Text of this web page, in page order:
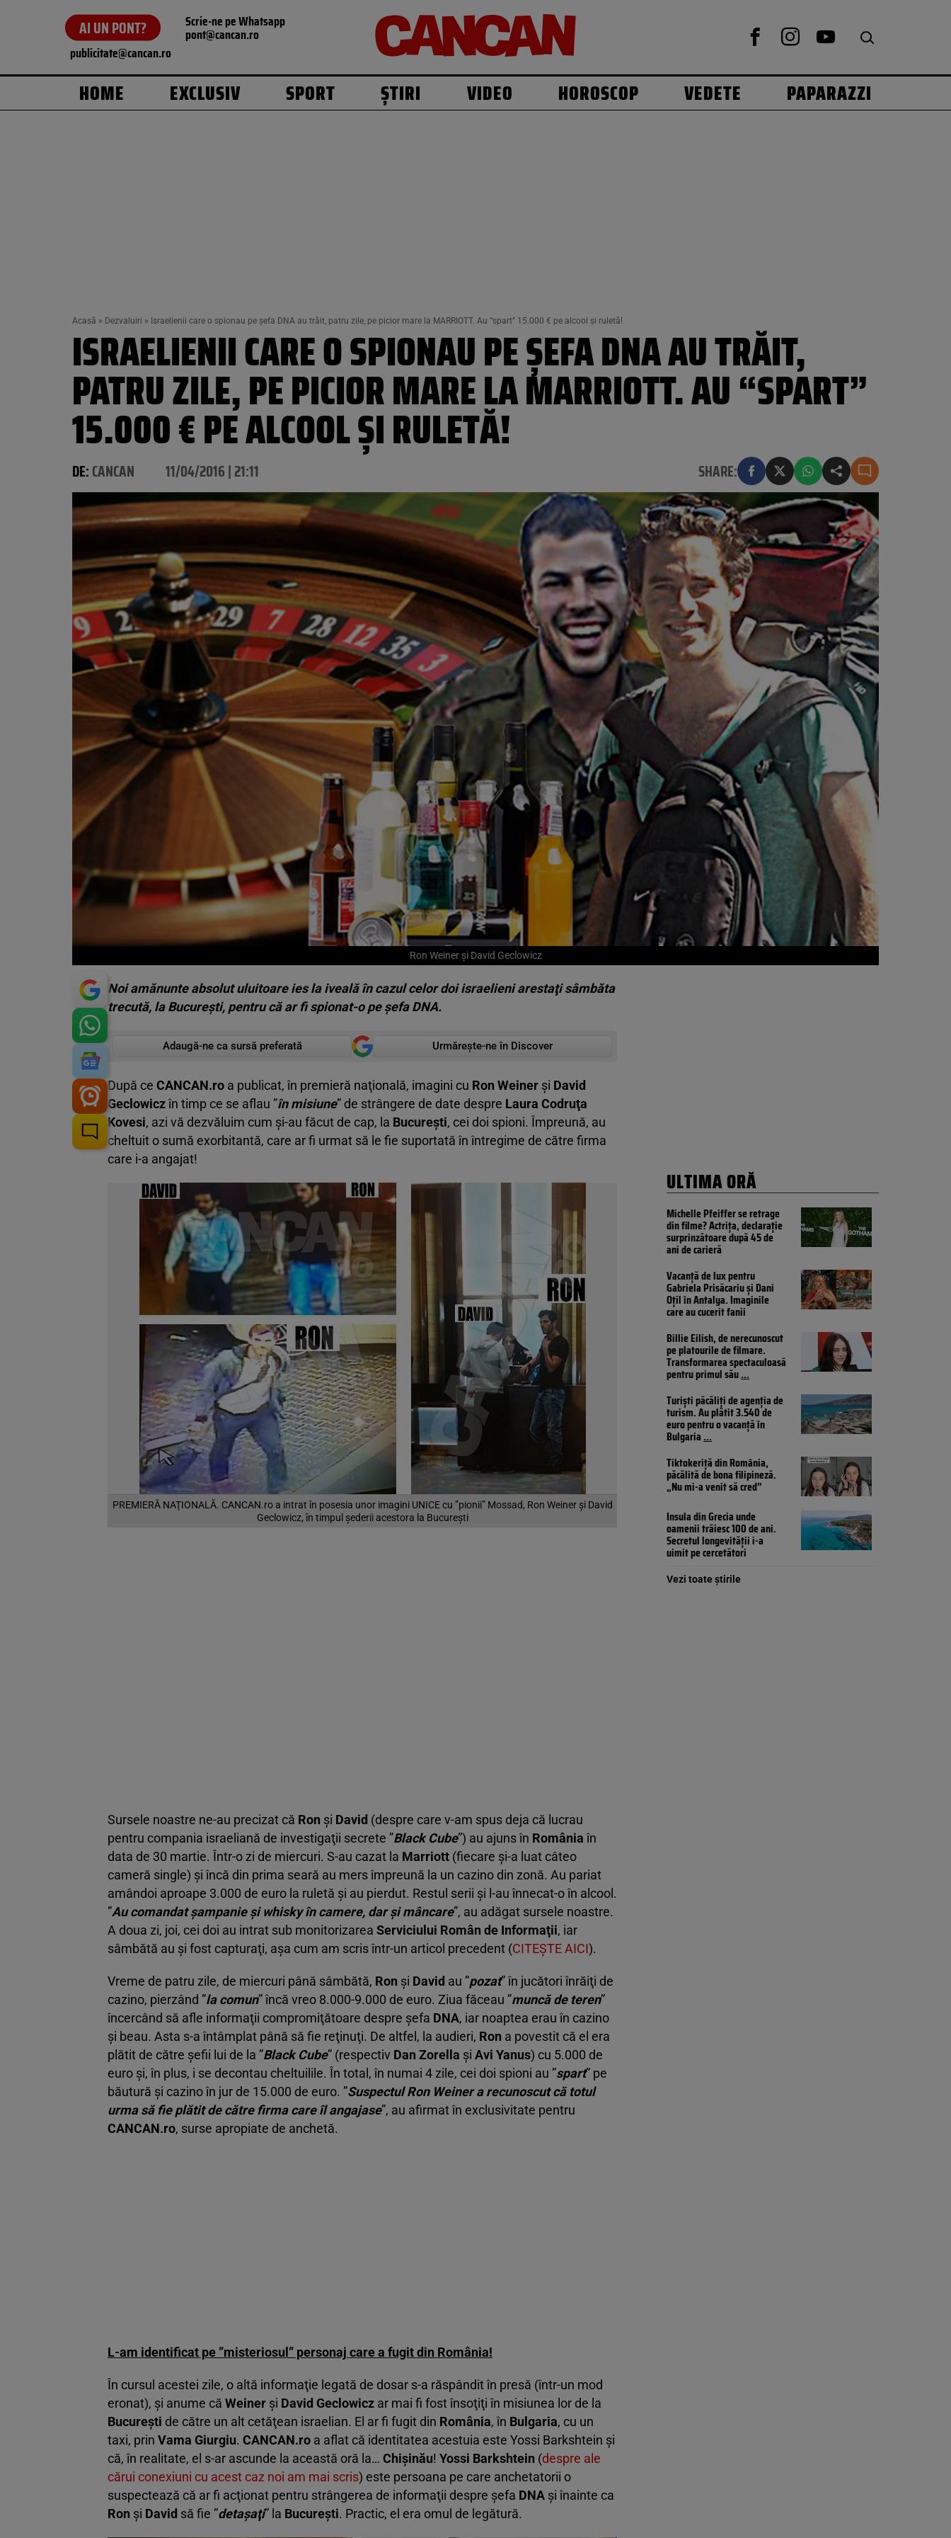
AI UN PONT? Scrie-ne pe Whatsapp
pont@cancan.ro
publicitate@cancan.ro
HOME EXCLUSIV SPORT ȘTIRI VIDEO HOROSCOP VEDETE PAPARAZZI
Acasă » Dezvaluiri » Israelienii care o spionau pe şefa DNA au trăit, patru zile, pe picior mare la MARRIOTT. Au “spart” 15.000 € pe alcool şi ruletă!
ISRAELIENII CARE O SPIONAU PE ŞEFA DNA AU TRĂIT,
PATRU ZILE, PE PICIOR MARE LA MARRIOTT. AU “SPART”
15.000 € PE ALCOOL ŞI RULETĂ!
DE:CANCAN 11/04/2016 | 21:11 SHARE:
Ron Weiner şi David Geclowicz
Noi amănunte absolut uluitoare ies la iveală în cazul celor doi israelieni arestaţi sâmbăta
trecută, la Bucureşti, pentru că ar fi spionat-o pe şefa DNA.
Adaugă-ne ca sursă preferată Urmărește-ne în Discover
După ce CANCAN.ro a publicat, în premieră naţională, imagini cu Ron Weiner şi David
Geclowiczîn timp ce se aflau ”în misiune” de strângere de date despre Laura Codruţa
Kovesi, azi vă dezvăluim cum şi-au făcut de cap, la Bucureşti, cei doi spioni. Împreună, au
cheltuit o sumă exorbitantă, care ar fi urmat să le fie suportată în întregime de către firma
care i-a angajat!
PREMIERĂ NAŢIONALĂ. CANCAN.ro a intrat în posesia unor imagini UNICE cu ”pionii” Mossad, Ron Weiner şi David
Geclowicz, în timpul şederii acestora la Bucureşti
Sursele noastre ne-au precizat că Ron şi David (despre care v-am spus deja că lucrau
pentru compania israeliană de investigaţii secrete ”Black Cube”) au ajuns în România în
data de 30 martie. Într-o zi de miercuri. S-au cazat la Marriott (fiecare şi-a luat câteo
cameră single) şi încă din prima seară au mers împreună la un cazino din zonă. Au pariat
amândoi aproape 3.000 de euro la ruletă şi au pierdut. Restul serii şi l-au înnecat-o în alcool.
”Au comandat şampanie şi whisky în camere, dar şi mâncare”, au adăgat sursele noastre.
A doua zi, joi, cei doi au intrat sub monitorizarea Serviciului Român de Informaţii, iar
sâmbătă au şi fost capturaţi, aşa cum am scris într-un articol precedent (CITEŞTE AICI).
Vreme de patru zile, de miercuri până sâmbătă, Ron şi David au ”pozat” în jucători înrăiţi de
cazino, pierzând ”la comun” încă vreo 8.000-9.000 de euro. Ziua făceau ”muncă de teren”
încercând să afle informaţii compromiţătoare despre şefa DNA, iar noaptea erau în cazino
şi beau. Asta s-a întâmplat până să fie reţinuţi. De altfel, la audieri, Ron a povestit că el era
plătit de către şefii lui de la ”Black Cube” (respectiv Dan Zorella şi Avi Yanus) cu 5.000 de
euro şi, în plus, i se decontau cheltuilile. În total, în numai 4 zile, cei doi spioni au ”spart” pe
băutură şi cazino în jur de 15.000 de euro. ”Suspectul Ron Weiner a recunoscut că totul
urma să fie plătit de către firma care îl angajase”, au afirmat în exclusivitate pentru
CANCAN.ro, surse apropiate de anchetă.
L-am identificat pe ”misteriosul” personaj care a fugit din România!
În cursul acestei zile, o altă informaţie legată de dosar s-a răspândit în presă (într-un mod
eronat), şi anume că Weiner şi David Geclowicz ar mai fi fost însoţiţi în misiunea lor de la
Bucureşti de către un alt cetăţean israelian. El ar fi fugit din România, în Bulgaria, cu un
taxi, prin Vama Giurgiu. CANCAN.ro a aflat că identitatea acestuia este Yossi Barkshtein şi
că, în realitate, el s-ar ascunde la această oră la… Chişinău! Yossi Barkshtein (despre ale
cărui conexiuni cu acest caz noi am mai scris) este persoana pe care anchetatorii o
suspectează că ar fi acţionat pentru strângerea de informaţii despre şefa DNA şi înainte ca
Ron şi David să fie ”detaşaţi” la Bucureşti. Practic, el era omul de legătură.
ULTIMA ORĂ
Michelle Pfeiffer se retrage
din filme? Actrița, declarație
surprinzătoare după 45 de
ani de carieră
Vacanță de lux pentru
Gabriela Prisăcariu și Dani
Oțil în Antalya. Imaginile
care au cucerit fanii
Billie Eilish, de nerecunoscut
pe platourile de filmare.
Transformarea spectaculoasă
pentru primul său...
Turiști păcăliți de agenția de
turism. Au plătit 3.540 de
euro pentru o vacanță în
Bulgaria...
Tiktokeriță din România,
păcălită de bona filipineză.
„Nu mi-a venit să cred”
Insula din Grecia unde
oamenii trăiesc 100 de ani.
Secretul longevității i-a
uimit pe cercetători
Vezi toate știrile